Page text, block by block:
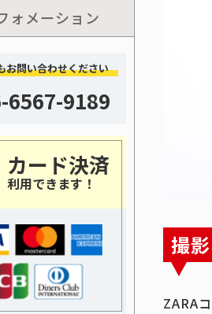
撮
ZARA
ォメーション
お問い合わせください
6567-9189
カード決済
利用できます！